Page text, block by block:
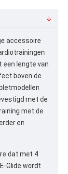
accessoire
een lengte van
boven de
met de
met de
en
dat met 4
Glide wordt